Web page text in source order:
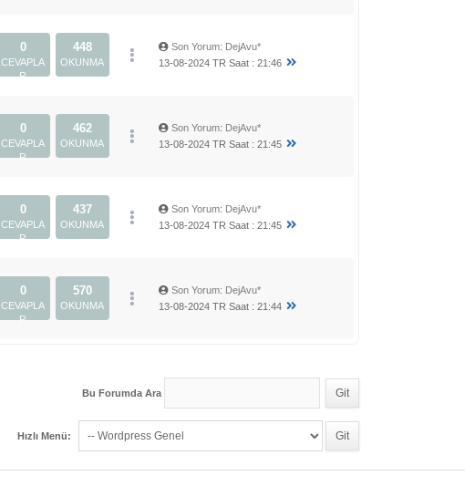
0
CEVAPLA
R
448
OKUNMA
Son Yorum: DejAvu*
13-08-2024 TR Saat : 21:46
0
CEVAPLA
R
462
OKUNMA
Son Yorum: DejAvu*
13-08-2024 TR Saat : 21:45
0
CEVAPLA
R
437
OKUNMA
Son Yorum: DejAvu*
13-08-2024 TR Saat : 21:45
0
CEVAPLA
R
570
OKUNMA
Son Yorum: DejAvu*
13-08-2024 TR Saat : 21:44
Bu Forumda Ara
Hızlı Menü: